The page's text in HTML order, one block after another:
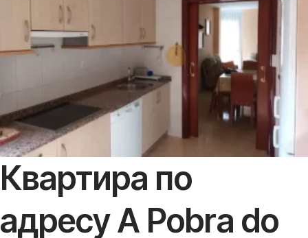
Квартира по
адресу A Pobra do